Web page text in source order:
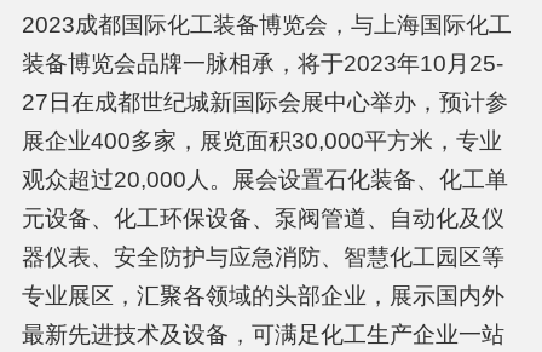
2023成都国际化工装备博览会，与上海国际化工
装备博览会品牌一脉相承，将于2023年10月25-
27日在成都世纪城新国际会展中心举办，预计参
展企业400多家，展览面积30,000平方米，专业
观众超过20,000人。展会设置石化装备、化工单
元设备、化工环保设备、泵阀管道、自动化及仪
器仪表、安全防护与应急消防、智慧化工园区等
专业展区，汇聚各领域的头部企业，展示国内外
最新先进技术及设备，可满足化工生产企业一站